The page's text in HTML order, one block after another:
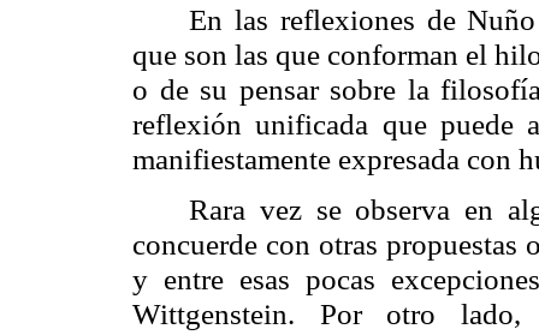
En las reflexiones de
que son las que conforman el
o de su pensar sobre la
reflexión unificada que puede
manifiestamente expresada con
Rara vez se observa en
concuerde con otras propuestas
y entre esas pocas
Wittgenstein. Por otro